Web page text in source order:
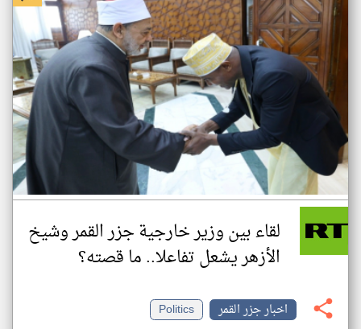
لقاء بين وزير خارجية جزر القمر وشيخ
الأزهر يشعل تفاعلا.. ما قصته؟
اخبار جزر القمر
Politics